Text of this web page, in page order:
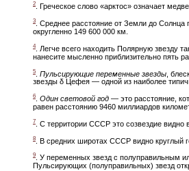
2 . Греческое слово «арктос» означает
3
. Среднее расстояние от Земли до
округленно 149 600 000 км.
4. Легче всего находить Полярную звезду
нанесите мысленно приблизительно пять
5 Пульсирующие переменные звезды ,
звезды δ Цефея — одной из наиболее
6 Один световой год — это расстояние,
равен расстоянию 9460 миллиардов
7 . С территории СССР это созвездие
8 . В средних широтах СССР видно круглый
9
. У переменных звезд с полуправильным
Пульсирующих (полуправильных) звезд